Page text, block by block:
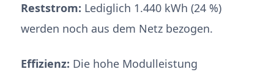
Reststrom: Lediglich 1.440 kWh (24 %)
werden noch aus dem Netz bezogen.
Effizienz: Die hohe Modulleistung